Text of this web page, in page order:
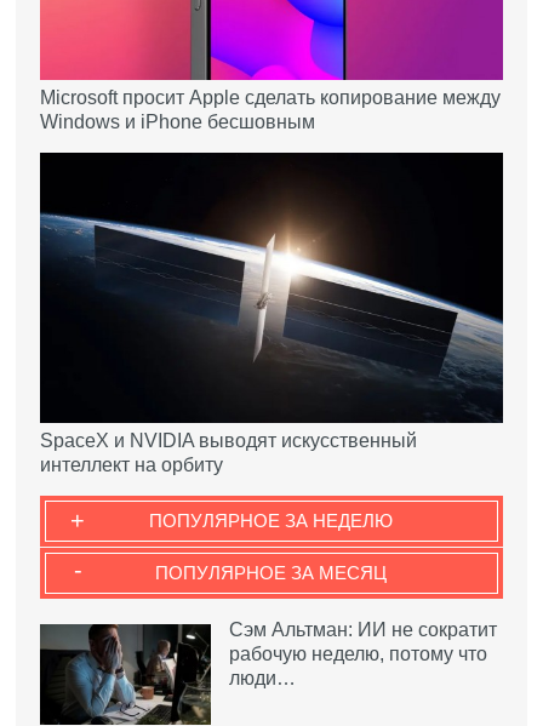
Microsoft просит Apple сделать копирование между
Windows и iPhone бесшовным
SpaceX и NVIDIA выводят искусственный
интеллект на орбиту
ПОПУЛЯРНОЕ ЗА НЕДЕЛЮ
+
ПОПУЛЯРНОЕ ЗА МЕСЯЦ
-
Сэм Альтман: ИИ не сократит
рабочую неделю, потому что
люди…